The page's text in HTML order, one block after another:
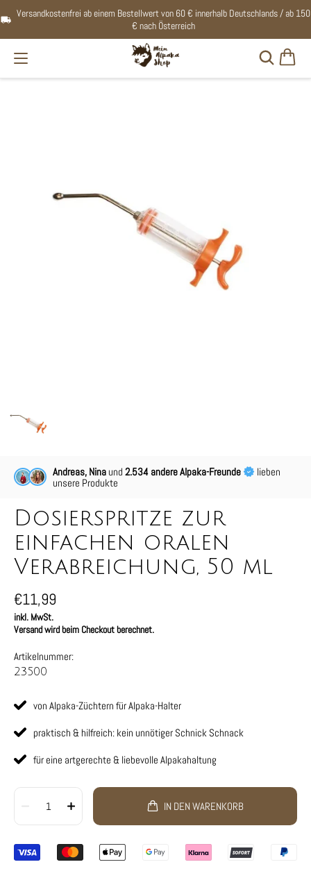
Versandkostenfrei ab einem Bestellwert von 60 € innerhalb Deutschlands / ab 150
€ nach Österreich
Andreas, Ninaund2.534 andere Alpaka-Freunde
lieben
unsere Produkte
Dosierspritze zur
einfachen oralen
Verabreichung, 50 ml
€11,99
inkl. MwSt.
Versand wird beim Checkout berechnet.
Artikelnummer:
23500
von Alpaka-Züchtern für Alpaka-Halter
praktisch & hilfreich: kein unnötiger Schnick Schnack
für eine artgerechte & liebevolle Alpakahaltung
1 IN DEN WARENKORB